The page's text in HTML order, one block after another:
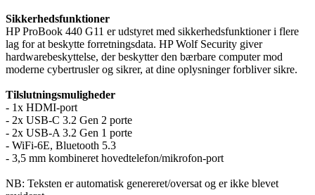
Sikkerhedsfunktioner
HP ProBook 440 G11 er udstyret med sikkerhedsfunktioner i flere
lag for at beskytte forretningsdata. HP Wolf Security giver
hardwarebeskyttelse, der beskytter den bærbare computer mod
moderne cybertrusler og sikrer, at dine oplysninger forbliver sikre.
Tilslutningsmuligheder
- 1x HDMI-port
- 2x USB-C 3.2 Gen 2 porte
- 2x USB-A 3.2 Gen 1 porte
- WiFi-6E, Bluetooth 5.3
- 3,5 mm kombineret hovedtelefon/mikrofon-port
NB: Teksten er automatisk genereret/oversat og er ikke blevet